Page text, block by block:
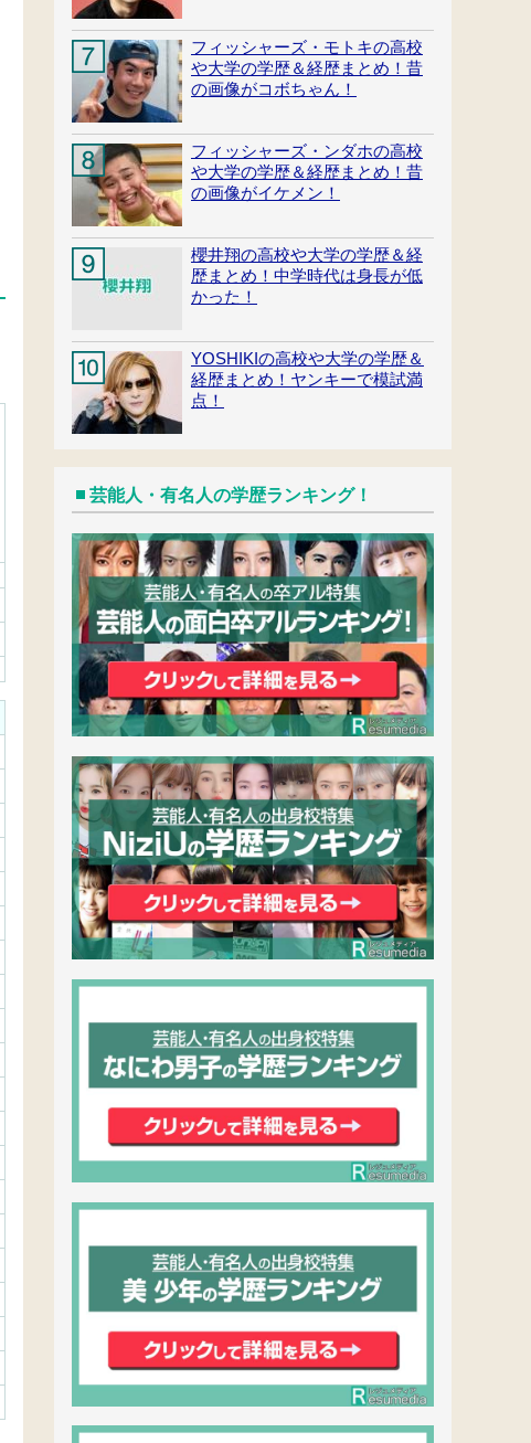
フィッシャーズ・モトキの高校
や大学の学歴＆経歴まとめ！昔
の画像がコボちゃん！
フィッシャーズ・ンダホの高校
や大学の学歴＆経歴まとめ！昔
の画像がイケメン！
櫻井翔の高校や大学の学歴＆経
歴まとめ！中学時代は身長が低
かった！
YOSHIKIの高校や大学の学歴＆
経歴まとめ！ヤンキーで模試満
点！
芸能人・有名人の学歴ランキング！